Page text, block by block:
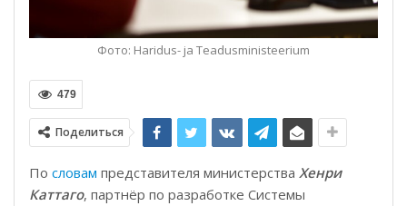
Фото: Haridus- ja Teadusministeerium
479
Поделиться
По словам представителя министерства Хенри
Каттаго, партнёр по разработке Системы